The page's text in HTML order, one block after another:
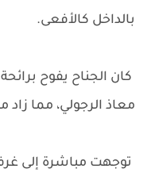
بالداخل كالأفعى.
كان الجناح يفوح
معاذ الرجولي، مما
توجهت مباشرة إلى